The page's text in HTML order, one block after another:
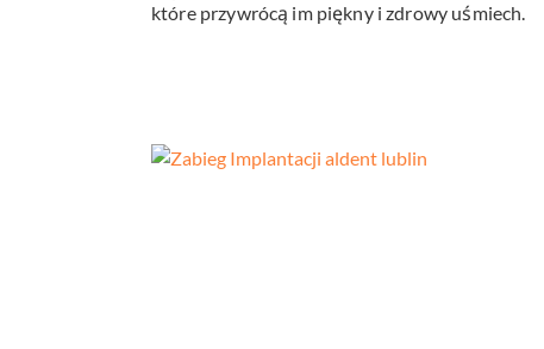
które przywrócą im piękny i zdrowy uśmiech.